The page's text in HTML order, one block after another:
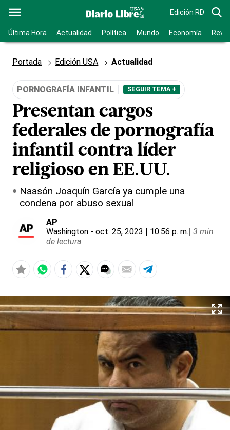
Edición RD
Última Hora Actualidad Política Mundo Economía
Portada Edición USA Actualidad
PORNOGRAFÍA INFANTIL SEGUIR TEMA +
Presentan cargos
federales de pornografía
infantil contra líder
religioso en EE.UU.
Naasón Joaquín García ya cumple una
condena por abuso sexual
AP
Washington - oct. 25, 2023 | 10:56 p. m.| 3 min
de lectura